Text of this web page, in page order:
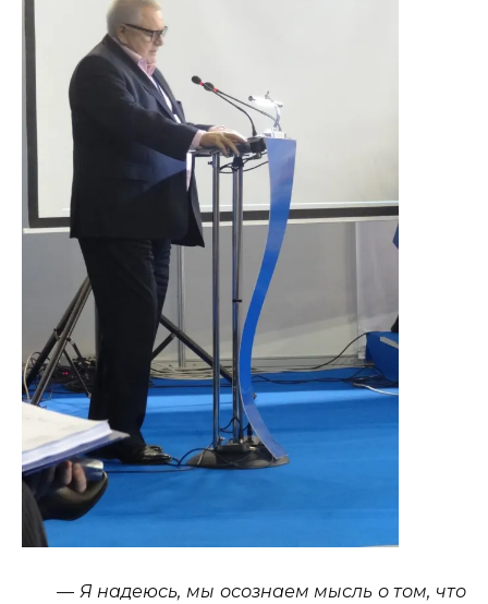
— Я надеюсь, мы осознаем мысль о том, что